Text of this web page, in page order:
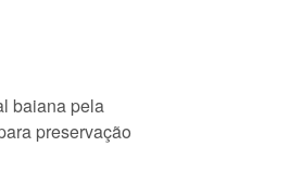
baiana pela
preservação